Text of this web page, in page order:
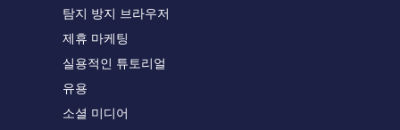
탐지 방지 브라우저
제휴 마케팅
실용적인 튜토리얼
유용
소셜 미디어